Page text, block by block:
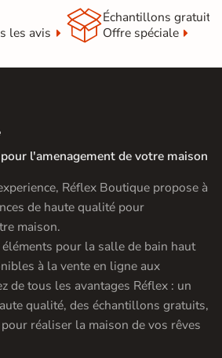
les avis
Échantillons gratuit
Offre spéciale
l'amenagement de votre maison
Réflex Boutique propose à
de haute qualité pour
maison.
pour la salle de bain haut
à la vente en ligne aux
de tous les avantages Réflex : un
qualité, des échantillons gratuits,
réaliser la maison de vos rêves